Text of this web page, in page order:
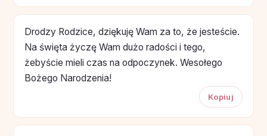
Drodzy Rodzice, dziękuję Wam za to, że jesteście.
Na święta życzę Wam dużo radości i tego,
żebyście mieli czas na odpoczynek. Wesołego
Bożego Narodzenia!
Kopiuj